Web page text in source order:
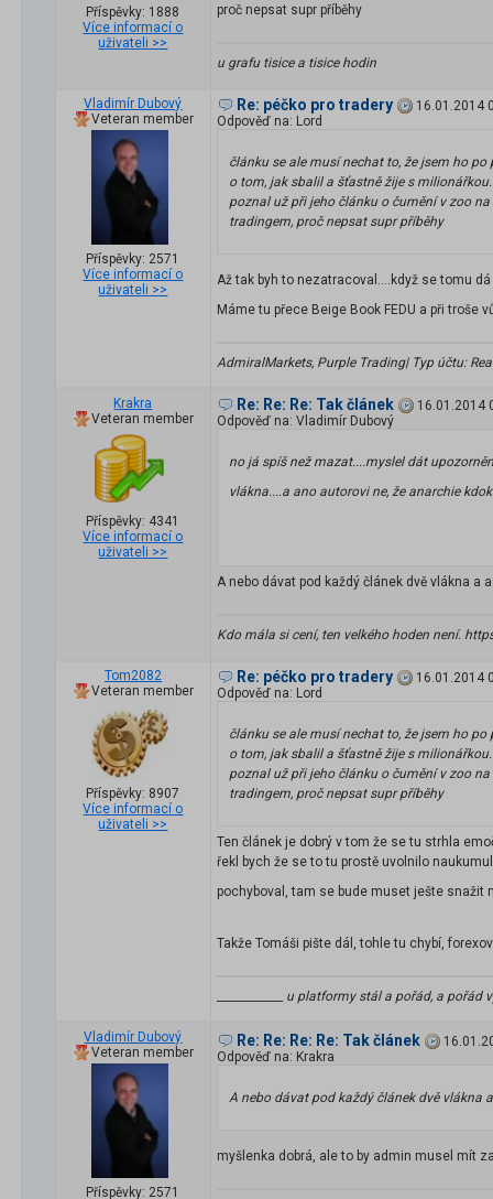
Příspěvky: 1888
Více informací o
uživateli >>
proč nepsat supr příběhy
u grafu tisice a tisice hodin
Vladimír Dubový
Veteran member
Příspěvky: 2571
Více informací o
uživateli >>
Re: péčko pro tradery
16.01.2014
Odpověď na: Lord
článku se ale musí nechat to, že jsem ho
o tom, jak sbalil a šťastně žije s
poznal už při jeho článku o čumění v zoo
tradingem, proč nepsat supr příběhy
Až tak byh to nezatracoval....když se tomu
Máme tu přece Beige Book FEDU a při troše
AdmiralMarkets, Purple Trading| Typ účtu:
Krakra
Veteran member
Příspěvky: 4341
Více informací o
uživateli >>
Re: Re: Re: Tak článek
16.01.2014
Odpověď na: Vladimír Dubový
no já spíš než mazat....myslel dát
vlákna....a ano autorovi ne, že anarchie
A nebo dávat pod každý článek dvě vlákna
Kdo mála si cení, ten velkého hoden není.
Tom2082
Veteran member
Příspěvky: 8907
Více informací o
uživateli >>
Re: péčko pro tradery
16.01.2014
Odpověď na: Lord
článku se ale musí nechat to, že jsem ho
o tom, jak sbalil a šťastně žije s
poznal už při jeho článku o čumění v zoo
tradingem, proč nepsat supr příběhy
Ten článek je dobrý v tom že se tu strhla
řekl bych že se to tu prostě uvolnilo
pochyboval, tam se bude muset ješte snažit
Takže Tomáši pište dál, tohle tu chybí,
____________ u platformy stál a pořád, a
Vladimír Dubový
Veteran member
Příspěvky: 2571
Re: Re: Re: Re: Tak článek
Odpověď na: Krakra
A nebo dávat pod každý článek dvě vlákna
myšlenka dobrá, ale to by admin musel mít